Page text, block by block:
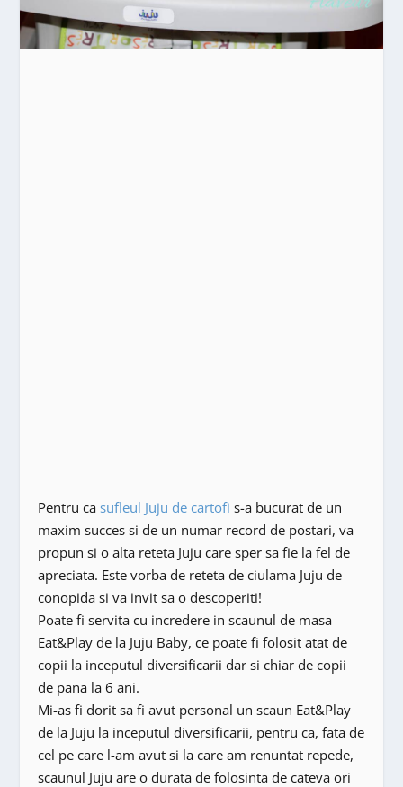
Pentru casufleul Juju de cartofi s-a bucurat de un
maxim succes si de un numar record de postari, va
propun si o alta reteta Juju care sper sa fie la fel de
apreciata. Este vorba de reteta de ciulama Juju de
conopida si va invit sa o descoperiti!
Poate fi servita cu incredere in scaunul de masa
Eat&Play de la Juju Baby, ce poate fi folosit atat de
copii la inceputul diversificarii dar si chiar de copii
de pana la 6 ani.
Mi-as fi dorit sa fi avut personal un scaun Eat&Play
de la Juju la inceputul diversificarii, pentru ca, fata de
cel pe care l-am avut si la care am renuntat repede,
scaunul Juju are o durata de folosinta de cateva ori